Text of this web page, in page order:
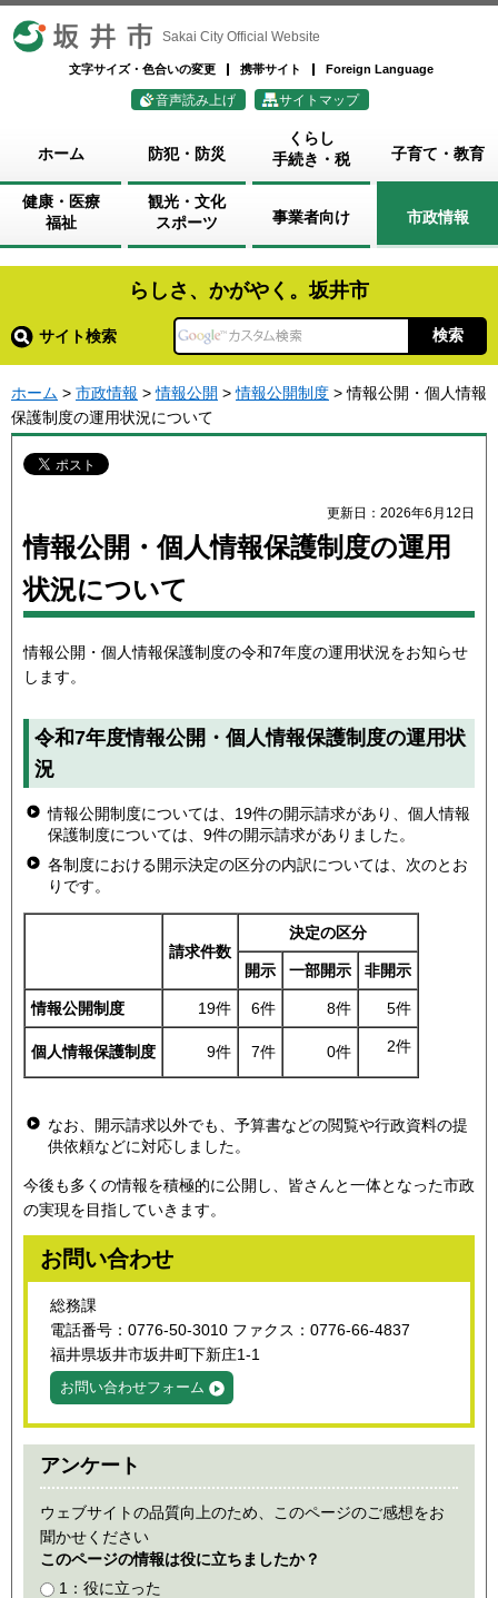
坂井市 Sakai City Official Website
文字サイズ・色合いの変更 携帯サイト Foreign Language
音声読み上げ サイトマップ
ホーム 防犯・防災
くらし
手続き・税
子育て・教育
健康・医療
福祉
観光・文化
スポーツ
事業者向け 市政情報
らしさ、かがやく。坂井市
サイト検索
ホーム > 市政情報 >情報公開 >情報公開制度 > 情報公開・個人情報
保護制度の運用状況について
更新日：2026年6月12日
情報公開・個人情報保護制度の運用
状況について
情報公開・個人情報保護制度の令和7年度の運用状況をお知らせ
します。
令和7年度情報公開・個人情報保護制度の運用状
況
情報公開制度については、19件の開示請求があり、個人情報
保護制度については、9件の開示請求がありました。
各制度における開示決定の区分の内訳については、次のとお
りです。
請求件数
決定の区分
開示 一部開示 非開示
情報公開制度 19件 6件 8件 5件
個人情報保護制度 9件 7件 0件 2件
なお、開示請求以外でも、予算書などの閲覧や行政資料の提
供依頼などに対応しました。
今後も多くの情報を積極的に公開し、皆さんと一体となった市政
の実現を目指していきます。
お問い合わせ
総務課
電話番号：0776-50-3010 ファクス：0776-66-4837
福井県坂井市坂井町下新庄1-1
お問い合わせフォーム
アンケート
ウェブサイトの品質向上のため、このページのご感想をお
聞かせください
このページの情報は役に立ちましたか？
1：役に立った